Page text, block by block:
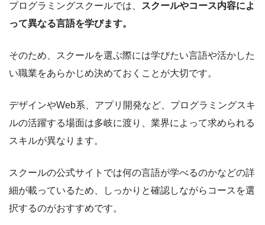
プログラミングスクールでは、
スクールやコース内容によ
って異なる言語を学びます。
そのため、スクールを選ぶ際には学びたい言語や活かした
い職業をあらかじめ決めておくことが大切です。
デザインやWeb系、アプリ開発など、プログラミングスキ
ルの活躍する場面は多岐に渡り、業界によって求められる
スキルが異なります。
スクールの公式サイトでは何の言語が学べるのかなどの詳
細が載っているため、しっかりと確認しながらコースを選
択するのがおすすめです。